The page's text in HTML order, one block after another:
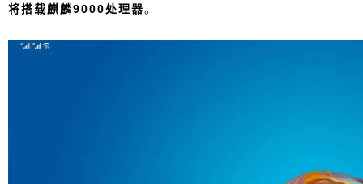
将搭载麒麟9000处理器。